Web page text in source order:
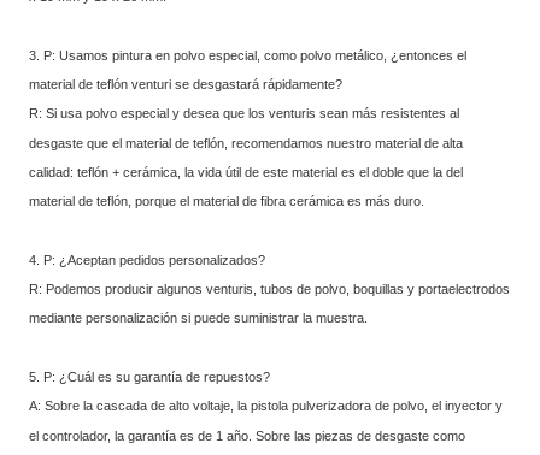
3. P: Usamos pintura en polvo especial, como polvo metálico, ¿entonces el
material de teflón venturi se desgastará rápidamente?
R: Si usa polvo especial y desea que los venturis sean más resistentes al
desgaste que el material de teflón, recomendamos nuestro material de alta
calidad: teflón + cerámica, la vida útil de este material es el doble que la del
material de teflón, porque el material de fibra cerámica es más duro.
4. P: ¿Aceptan pedidos personalizados?
R: Podemos producir algunos venturis, tubos de polvo, boquillas y portaelectrodos
mediante personalización si puede suministrar la muestra.
5. P: ¿Cuál es su garantía de repuestos?
A: Sobre la cascada de alto voltaje, la pistola pulverizadora de polvo, el inyector y
el controlador, la garantía es de 1 año. Sobre las piezas de desgaste como